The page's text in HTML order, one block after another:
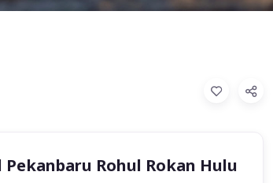
Rohul Rokan Hulu